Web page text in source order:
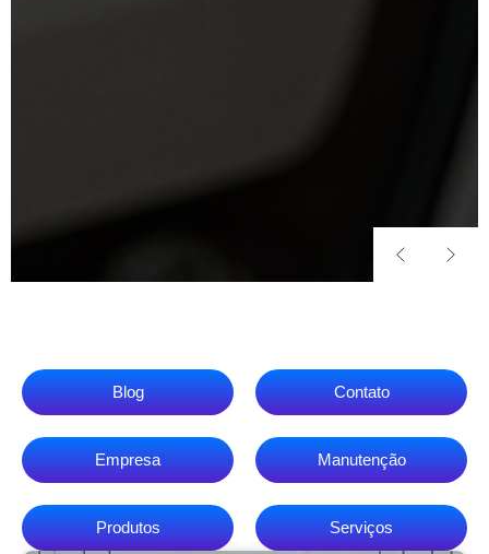
Blog Contato
Empresa Manutenção
Produtos Serviços